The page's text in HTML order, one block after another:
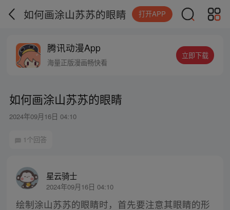
如何画涂山苏苏的眼睛 打开APP
腾讯动漫App
海量正版漫画畅快看
立即下载
如何画涂山苏苏的眼睛
2024年09月16日 04:10
1个回答
星云骑士
2024年09月16日 04:10
绘制涂山苏苏的眼睛时，首先要注意其眼睛的形